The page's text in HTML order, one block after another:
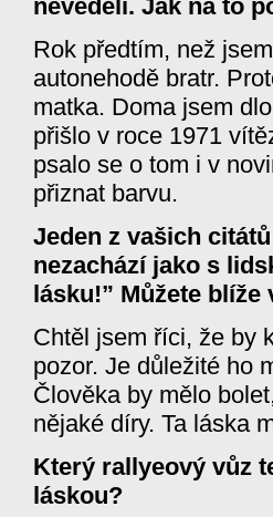
nevěděli. Jak na to
Rok předtím, než
autonehodě bratr.
matka. Doma jsem
přišlo v roce 1971
psalo se o tom i v
přiznat barvu.
Jeden z vašich
nezachází jako s
lásku!” Můžete
Chtěl jsem říci, že by
pozor. Je důležité ho
Člověka by mělo
nějaké díry. Ta láska
Který rallyeový vůz
láskou?